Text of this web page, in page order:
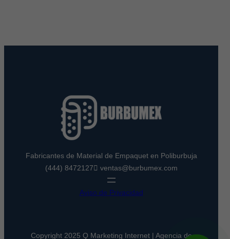
Fabricantes de Material de Empaquet en Poliburbuja
(444) 8472127
ventas@burbumex.com
Aviso de Privacidad
Copyright 2025 Q Marketing Internet | Agencia de